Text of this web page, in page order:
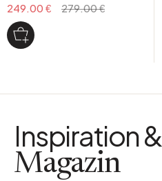
249.00 € 279.00 €
Inspiration &
Magazin